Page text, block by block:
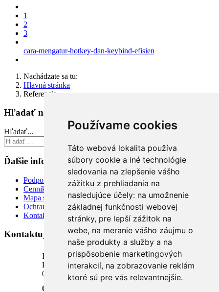
Používame cookies
Táto webová lokalita používa
súbory cookie a iné technológie
sledovania na zlepšenie vášho
zážitku z prehliadania na
nasledujúce účely: na umožnenie
základnej funkčnosti webovej
stránky, pre lepší zážitok na
webe, na meranie vášho záujmu o
naše produkty a služby a na
prispôsobenie marketingových
interakcií, na zobrazovanie reklám
ktoré sú pre vás relevantnejšie.
1
2
3
cara-mengatur-hotkey-dan-keybind-efisien
Nachádzate sa tu:
Hlavná stránka
Referencie
Hľadať na stránke
Hľadať...
Ďalšie informácie
Podpora
Cenník
Mapa stránky
Ochrana osobných údajov
Kontakt
Kontaktujte nás
INTELI.SK, s.r.o.
Podhora 18, 1. poschodie
034 01 Ružomberok, SR
0904 624 918